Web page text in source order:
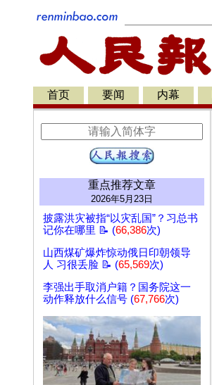
首页 要闻 内幕
重点推荐文章
2026年5月23日
披露洪灾被指“以灾乱国”？习总书
记你在哪里 📝 (66,386次)
山西煤矿爆炸惊动俄日印朝领导
人 习很丢脸 📝 (65,569次)
李强出手取消户籍？国务院这一
动作释放什么信号 (67,766次)